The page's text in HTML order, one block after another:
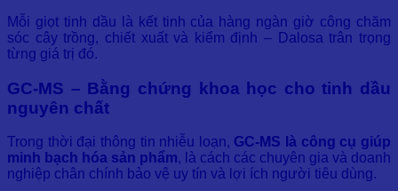
Mỗi giọt tinh dầu là kết tinh của hàng ngàn giờ công chăm
sóc cây trồng, chiết xuất và kiểm định – Dalosa trân trọng
từng giá trị đó.
GC-MS – Bằng chứng khoa học cho tinh dầu
nguyên chất
Trong thời đại thông tin nhiễu loạn, GC-MS là công cụ giúp
minh bạch hóa sản phẩm, là cách các chuyên gia và doanh
nghiệp chân chính bảo vệ uy tín và lợi ích người tiêu dùng.